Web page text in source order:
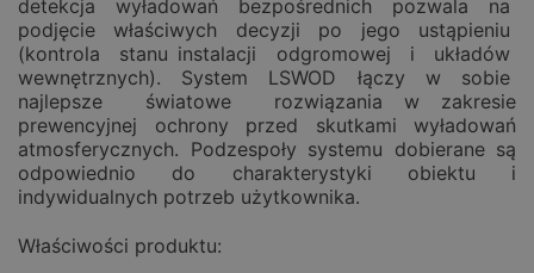
detekcja wyładowań bezpośrednich pozwala na
podjęcie właściwych decyzji po jego ustąpieniu
(kontrola stanu instalacji odgromowej i układów
wewnętrznych). System LSWOD łączy w sobie
najlepsze światowe rozwiązania w zakresie
prewencyjnej ochrony przed skutkami wyładowań
atmosferycznych. Podzespoły systemu dobierane są
odpowiednio do charakterystyki obiektu i
indywidualnych potrzeb użytkownika.
Właściwości produktu: